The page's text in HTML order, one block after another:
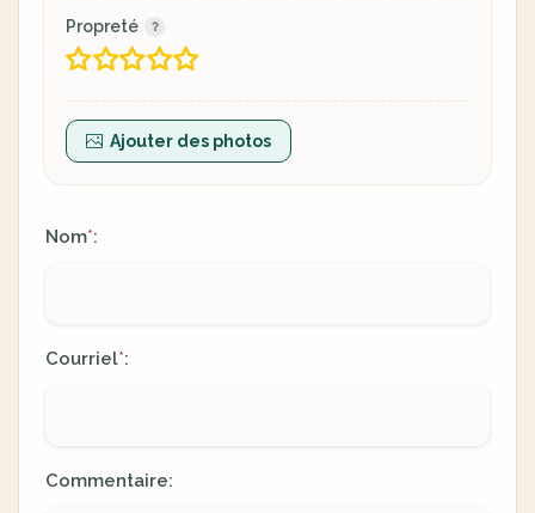
Propreté
Ajouter des photos
Nom*:
Courriel*:
Commentaire: